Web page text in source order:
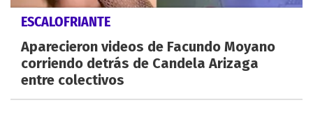
ESCALOFRIANTE
Aparecieron videos de Facundo Moyano
corriendo detrás de Candela Arizaga
entre colectivos